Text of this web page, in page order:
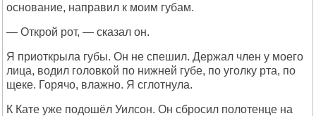
основание, направил к моим губам.
— Открой рот, — сказал он.
Я приоткрыла губы. Он не спешил. Держал член у моего
лица, водил головкой по нижней губе, по уголку рта, по
щеке. Горячо, влажно. Я сглотнула.
К Кате уже подошёл Уилсон. Он сбросил полотенце на